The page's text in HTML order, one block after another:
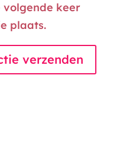
volgende keer
plaats.